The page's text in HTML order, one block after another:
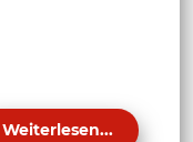
Weiterlesen...